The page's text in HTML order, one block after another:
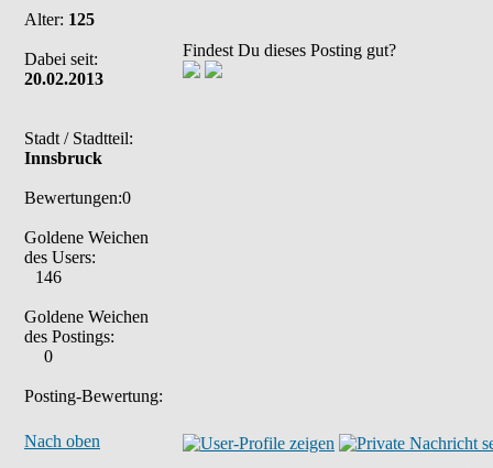
Alter: 125
Dabei seit:
20.02.2013
Stadt / Stadtteil:
Innsbruck
Bewertungen:0
Goldene Weichen
des Users:
146
Goldene Weichen
des Postings:
0
Posting-Bewertung:
Findest Du dieses Posting gut?
Nach oben